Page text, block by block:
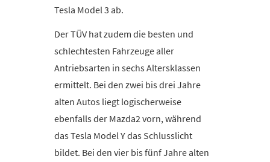
Tesla Model 3 ab.
Der TÜV hat zudem die besten und
schlechtesten Fahrzeuge aller
Antriebsarten in sechs Altersklassen
ermittelt. Bei den zwei bis drei Jahre
alten Autos liegt logischerweise
ebenfalls der Mazda2 vorn, während
das Tesla Model Y das Schlusslicht
bildet. Bei den vier bis fünf Jahre alten